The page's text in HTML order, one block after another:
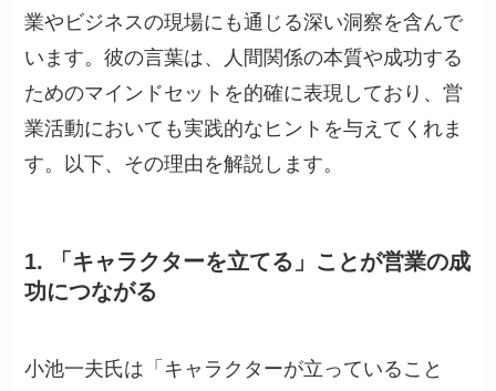
業やビジネスの現場にも通じる深い洞察を含んで
います。彼の言葉は、人間関係の本質や成功する
ためのマインドセットを的確に表現しており、営
業活動においても実践的なヒントを与えてくれま
す。以下、その理由を解説します。
1.
「キャラクターを立てる」ことが営業の成
功につながる
小池一夫氏は「キャラクターが立っていること